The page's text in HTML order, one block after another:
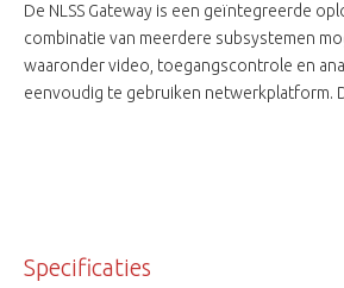
De NLSS Gateway is een geïntegreerde
combinatie van meerdere subsystemen
waaronder video, toegangscontrole en
eenvoudig te gebruiken netwerkplatform.
elke locatie via een web-browser. Verder
geavanceerde implementatie tools zoals
licentiekosten. De NLSS Gateway 500 kan
Specificaties